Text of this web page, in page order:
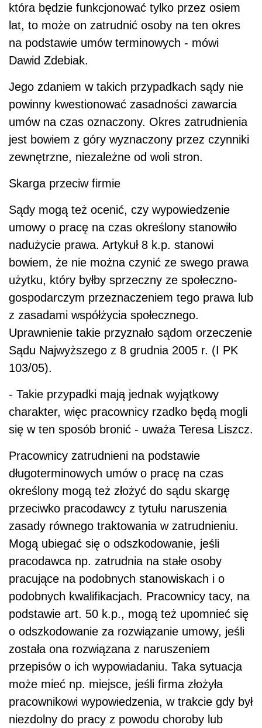
która będzie funkcjonować tylko przez osiem
lat, to może on zatrudnić osoby na ten okres
na podstawie umów terminowych - mówi
Dawid Zdebiak.
Jego zdaniem w takich przypadkach sądy nie
powinny kwestionować zasadności zawarcia
umów na czas oznaczony. Okres zatrudnienia
jest bowiem z góry wyznaczony przez czynniki
zewnętrzne, niezależne od woli stron.
Skarga przeciw firmie
Sądy mogą też ocenić, czy wypowiedzenie
umowy o pracę na czas określony stanowiło
nadużycie prawa. Artykuł 8 k.p. stanowi
bowiem, że nie można czynić ze swego prawa
użytku, który byłby sprzeczny ze społeczno-
gospodarczym przeznaczeniem tego prawa lub
z zasadami współżycia społecznego.
Uprawnienie takie przyznało sądom orzeczenie
Sądu Najwyższego z 8 grudnia 2005 r. (I PK
103/05).
- Takie przypadki mają jednak wyjątkowy
charakter, więc pracownicy rzadko będą mogli
się w ten sposób bronić - uważa Teresa Liszcz.
Pracownicy zatrudnieni na podstawie
długoterminowych umów o pracę na czas
określony mogą też złożyć do sądu skargę
przeciwko pracodawcy z tytułu naruszenia
zasady równego traktowania w zatrudnieniu.
Mogą ubiegać się o odszkodowanie, jeśli
pracodawca np. zatrudnia na stałe osoby
pracujące na podobnych stanowiskach i o
podobnych kwalifikacjach. Pracownicy tacy, na
podstawie art. 50 k.p., mogą też upomnieć się
o odszkodowanie za rozwiązanie umowy, jeśli
została ona rozwiązana z naruszeniem
przepisów o ich wypowiadaniu. Taka sytuacja
może mieć np. miejsce, jeśli firma złożyła
pracownikowi wypowiedzenia, w trakcie gdy był
niezdolny do pracy z powodu choroby lub